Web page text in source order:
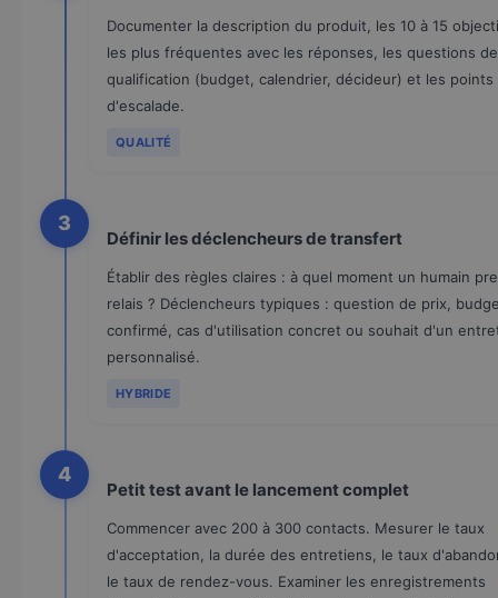
Documenter la description du produit, les 10 à 15
les plus fréquentes avec les réponses, les questions de
qualification (budget, calendrier, décideur) et les points
d'escalade.
QUALITÉ
3
Définir les déclencheurs de transfert
Établir des règles claires : à quel moment un humain
relais ? Déclencheurs typiques : question de prix,
confirmé, cas d'utilisation concret ou souhait d'un
personnalisé.
HYBRIDE
4
Petit test avant le lancement complet
Commencer avec 200 à 300 contacts. Mesurer le taux
d'acceptation, la durée des entretiens, le taux
le taux de rendez-vous. Examiner les enregistrements